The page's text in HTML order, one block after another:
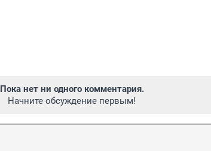
Пока нет ни одного комментария.
Начните обсуждение первым!